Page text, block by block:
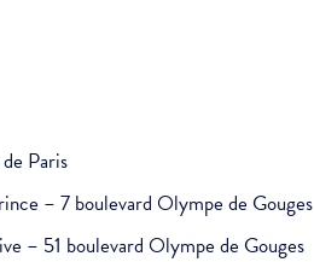
Paris
– 7 boulevard Olympe de Gouges
– 51 boulevard Olympe de Gouges